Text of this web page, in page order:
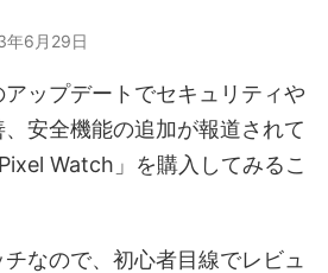
年6月29日
ップデートでセキュリティや
安全機能の追加が報道されて
Watch」を購入してみるこ
なので、初心者目線でレビュ